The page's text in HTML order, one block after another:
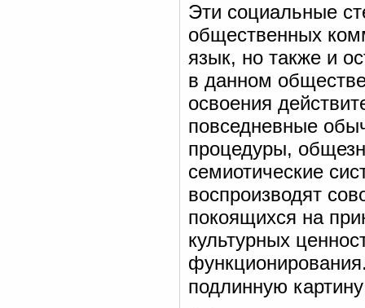
Эти социальные
общественных
язык, но также и
в данном
освоения
повседневные
процедуры,
семиотические
воспроизводят
покоящихся на
культурных
подлинную